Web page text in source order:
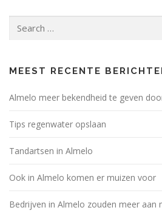
for:
MEEST RECENTE
Almelo meer bekendheid te geven
Tips regenwater opslaan
Tandartsen in Almelo
Ook in Almelo komen er muizen voor
Bedrijven in Almelo zouden meer aan